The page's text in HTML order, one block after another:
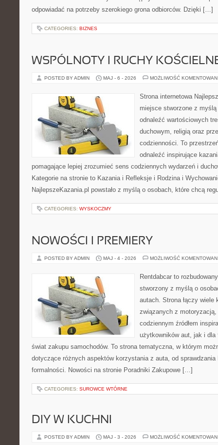
odpowiadać na potrzeby szerokiego grona odbiorców. Dzięki […]
CATEGORIES: BIZNES
WSPÓLNOTY I RUCHY
POSTED BY ADMIN MAJ - 6 - 2026 MOŻLIWOŚĆ
Strona internetowa
miejsce stworzone z
odnaleźć wartościowych
duchowym, religią oraz
codzienności. To
odnaleźć inspirujące
pomagające lepiej zrozumieć sens codziennych wydarzeń i
Kategorie na stronie to Kazania i Refleksje i Rodzina i
NajlepszeKazania.pl powstało z myślą o osobach, które chcą
CATEGORIES: WYSKOCZMY
NOWOŚCI I PREMIERY
POSTED BY ADMIN MAJ - 4 - 2026 MOŻLIWOŚĆ
Rentdabcar to
stworzony z myślą o
autach. Strona łączy wiele
związanych z
codziennym źródłem
użytkowników aut, jak i
świat zakupu samochodów. To strona tematyczna, w którym
dotyczące różnych aspektów korzystania z auta, od
formalności. Nowości na stronie Poradniki Zakupowe […]
CATEGORIES: SUROWCE WTÓRNE
DIY W KUCHNI
POSTED BY ADMIN MAJ - 3 - 2026 MOŻLIWOŚĆ